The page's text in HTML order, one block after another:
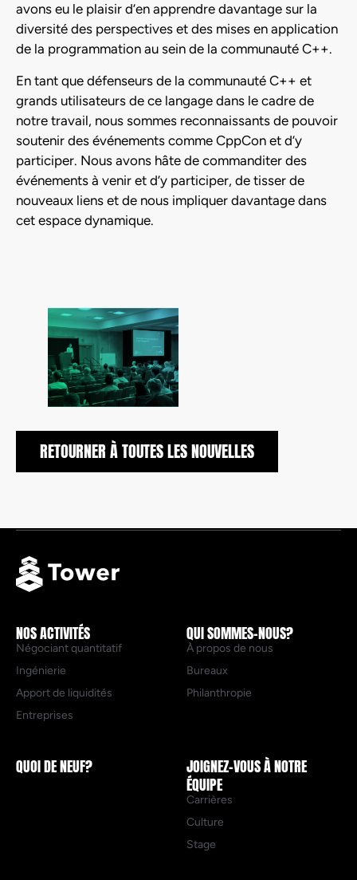
avons eu le plaisir d’en apprendre davantage sur la
diversité des perspectives et des mises en application
de la programmation au sein de la communauté C++.
En tant que défenseurs de la communauté C++ et
grands utilisateurs de ce langage dans le cadre de
notre travail, nous sommes reconnaissants de pouvoir
soutenir des événements comme CppCon et d’y
participer. Nous avons hâte de commanditer des
événements à venir et d’y participer, de tisser de
nouveaux liens et de nous impliquer davantage dans
cet espace dynamique.
RETOURNER À TOUTES LES NOUVELLES
NOS ACTIVITÉS
Négociant quantitatif
Ingénierie
Apport de liquidités
Entreprises
QUI SOMMES-NOUS?
À propos de nous
Bureaux
Philanthropie
QUOI DE NEUF?
JOIGNEZ-VOUS À NOTRE
ÉQUIPE
Carrières
Culture
Stage